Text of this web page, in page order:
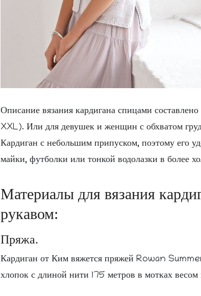
Описание вязания кардигана спицами
XXL). Или для девушек и женщин с обхватом
Кардиган с небольшим припуском, поэтому его
майки, футболки или тонкой водолазки в более
Материалы для вязания
рукавом:
Пряжа.
Кардиган от Ким вяжется пряжей Rowan
хлопок с длиной нити 175 метров в мотках